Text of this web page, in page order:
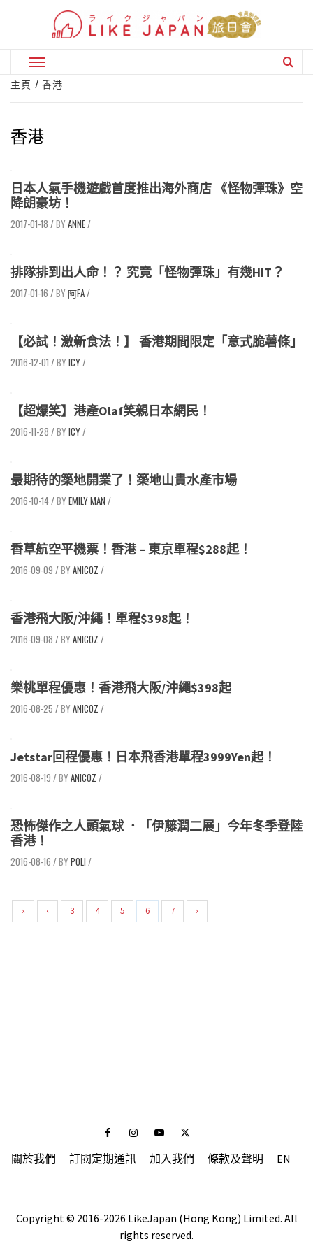
Primary
Menu
主頁 香港
香港
日本人氣手機遊戲首度推出海外商店 《怪物彈珠》空
降朗豪坊！
2017-01-18 / ANNE/
排隊排到出人命！？ 究竟「怪物彈珠」有幾HIT？
2017-01-16 / 阿FA/
【必試！激新食法！】 香港期間限定「意式脆薯條」
2016-12-01 / ICY/
【超爆笑】港產Olaf笑親日本網民！
2016-11-28 / ICY/
最期待的築地開業了！築地山貴水產市場
2016-10-14/ EMILY MAN /
香草航空平機票！香港 – 東京單程$288起！
2016-09-09 / ANICOZ /
香港飛大阪/沖繩！單程$398起！
2016-09-08 / ANICOZ /
樂桃單程優惠！香港飛大阪/沖繩$398起
2016-08-25 / ANICOZ /
Jetstar回程優惠！日本飛香港單程3999Yen起！
2016-08-19 / ANICOZ /
恐怖傑作之人頭氣球 ．「伊藤潤二展」今年冬季登陸
香港！
2016-08-16 / POLI /
« ‹ 3 4 5 6 7 ›
FacebookInstagramYoutubeTwitter
關於我們 訂閱定期通訊 加入我們 條款及聲明 EN
Copyright © 2016-2026 LikeJapan (Hong Kong) Limited. All
rights reserved.